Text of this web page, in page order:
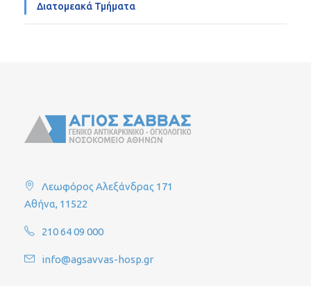
Διατομεακά Τμήματα
Λεωφόρος Αλεξάνδρας 171
Αθήνα, 11522
210 64 09 000
info@agsavvas-hosp.gr